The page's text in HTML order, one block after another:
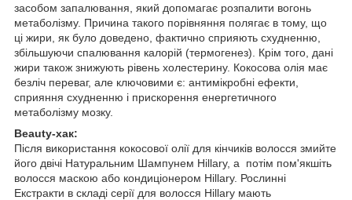
засобом запалювання, який допомагає розпалити вогонь
метаболізму. Причина такого порівняння полягає в тому, що
ці жири, як було доведено, фактично сприяють схудненню,
збільшуючи спалювання калорій (термогенез). Крім того, дані
жири також знижують рівень холестерину. Кокосова олія має
безліч переваг, але ключовими є: антимікробні ефекти,
сприяння схудненню і прискорення енергетичного
метаболізму мозку.
Beauty-хак:
Після використання кокосової олії для кінчиків волосся змийте
його двічі Натуральним Шампунем Hillary, а потім пом'якшіть
волосся маскою або кондиціонером Hillary. Рослинні
Екстракти в складі серії для волосся Hillary мають